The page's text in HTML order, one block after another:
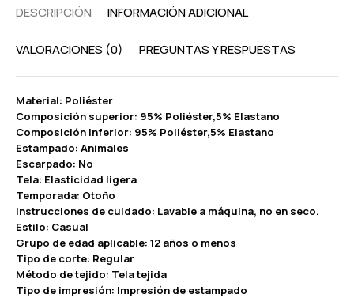
DESCRIPCIÓN INFORMACIÓN ADICIONAL
VALORACIONES (0) PREGUNTAS Y RESPUESTAS
Material: Poliéster
Composición superior: 95% Poliéster,5% Elastano
Composición inferior: 95% Poliéster,5% Elastano
Estampado: Animales
Escarpado: No
Tela: Elasticidad ligera
Temporada: Otoño
Instrucciones de cuidado: Lavable a máquina, no en seco.
Estilo: Casual
Grupo de edad aplicable: 12 años o menos
Tipo de corte: Regular
Método de tejido: Tela tejida
Tipo de impresión: Impresión de estampado